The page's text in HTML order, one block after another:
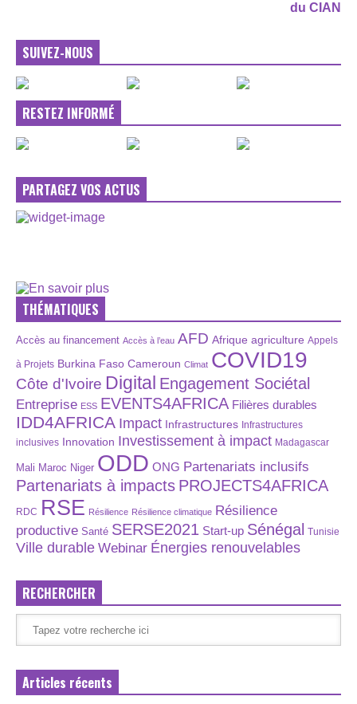
du CIAN
SUIVEZ-NOUS
RESTEZ INFORMÉ
PARTAGEZ VOS ACTUS
THÉMATIQUES
Accès au financement Accès à l’eau AFD Afrique agriculture Appels
à Projets Burkina Faso Cameroun Climat COVID19
Côte d'Ivoire Digital Engagement Sociétal
Entreprise ESS EVENTS4AFRICA Filières durables
IDD4AFRICA Impact Infrastructures Infrastructures
inclusives Innovation Investissement à impact Madagascar
Mali Maroc Niger ODD ONG Partenariats inclusifs
Partenariats à impacts PROJECTS4AFRICA
RDC RSE Résilience Résilience climatique Résilience
productive Santé SERSE2021 Start-up Sénégal Tunisie
Ville durable Webinar Énergies renouvelables
RECHERCHER
Articles récents